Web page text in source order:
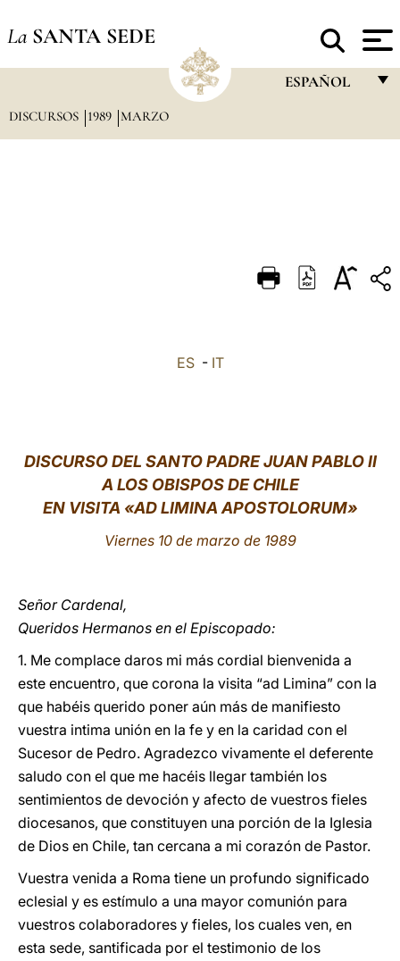
La SANTA SEDE
ESPAÑOL
DEUTSCH
DISCURSOS 1989 MARZO
ES- IT
DISCURSO DEL SANTO PADRE JUAN PABLO II
A LOS OBISPOS DE CHILE
EN VISITA «AD LIMINA APOSTOLORUM»
Viernes 10 de marzo de 1989
Señor Cardenal,
Queridos Hermanos en el Episcopado:
1. Me complace daros mi más cordial bienvenida a
este encuentro, que corona la visita “ad Limina” con la
que habéis querido poner aún más de manifiesto
vuestra intima unión en la fe y en la caridad con el
Sucesor de Pedro. Agradezco vivamente el deferente
saludo con el que me hacéis llegar también los
sentimientos de devoción y afecto de vuestros fieles
diocesanos, que constituyen una porción de la Iglesia
de Dios en Chile, tan cercana a mi corazón de Pastor.
Vuestra venida a Roma tiene un profundo significado
eclesial y es estímulo a una mayor comunión para
vuestros colaboradores y fieles, los cuales ven, en
esta sede, santificada por el testimonio de los